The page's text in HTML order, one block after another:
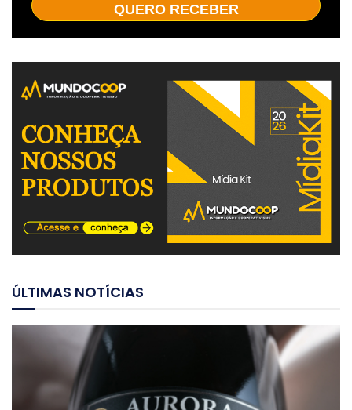
QUERO RECEBER
ÚLTIMAS NOTÍCIAS